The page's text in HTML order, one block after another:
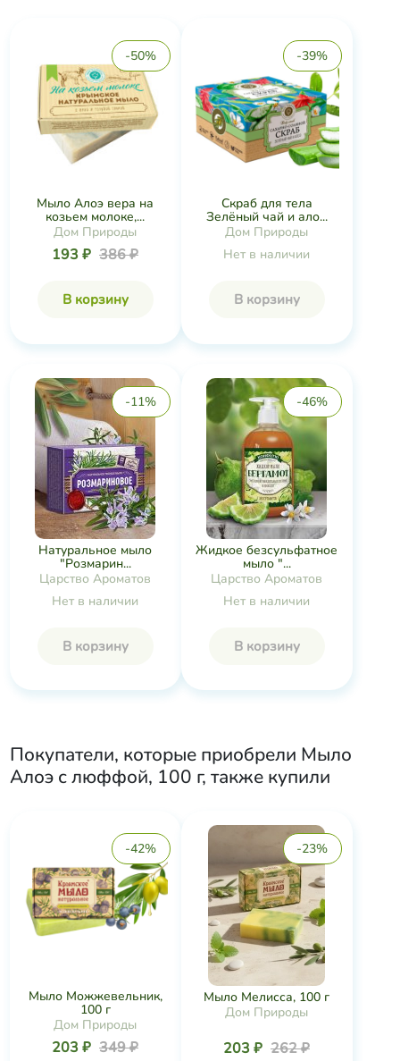
-50%
Мыло Алоэ вера на
козьем молоке,...
Дом Природы
193 ₽ 386 ₽
В корзину
-39%
Скраб для тела
Зелёный чай и ало...
Дом Природы
Нет в наличии
В корзину
-11%
Натуральное мыло
"Розмарин...
Царство Ароматов
Нет в наличии
В корзину
-46%
Жидкое безсульфатное
мыло "...
Царство Ароматов
Нет в наличии
В корзину
Покупатели, которые приобрели Мыло
Алоэ с люффой, 100 г, также купили
-42%
Мыло Можжевельник,
100 г
Дом Природы
203 ₽ 349 ₽
-23%
Мыло Мелисса, 100 г
Дом Природы
203 ₽ 262 ₽